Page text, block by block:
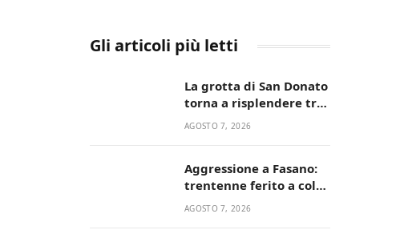
Gli articoli più letti
La grotta di San Donato
torna a risplendere tra
fede, natura e
AGOSTO 7, 2026
Aggressione a Fasano:
trentenne ferito a colpi
di pistola in casa
AGOSTO 7, 2026